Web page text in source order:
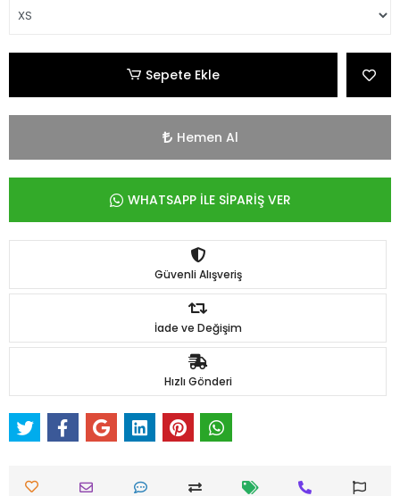
Sepete Ekle
Hemen Al
WHATSAPP İLE SİPARİŞ VER
Güvenli Alışveriş
İade ve Değişim
Hızlı Gönderi